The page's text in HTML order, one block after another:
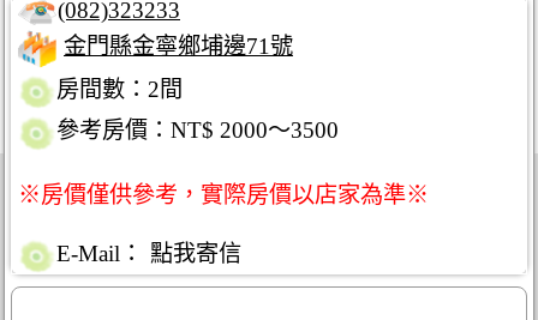
(082)323233
金門縣金寧鄉埔邊71號
房間數：2間
參考房價：NT$ 2000～3500
※房價僅供參考，實際房價以店家為準※
E-Mail： 點我寄信